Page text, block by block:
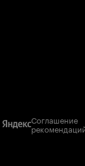
Соглашение